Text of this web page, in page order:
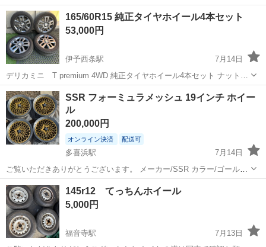
画像確認お願い致します。 N3です。 １６インチ 6、5j ＋35 4穴 100
愛媛 松山市 タイヤ、ホイール ホイール
165/60R15 純正タイヤホイール4本セット
53,000円
伊予西条駅
7月14日
デリカミニ T premium 4WD 純正タイヤホイール4本セット ナット付
き😁 165/60R15になります。2025年製造です。 ● サイズ：4.5J×15
+46● ハブ径：56.0mm 3800kmのみ走行...
愛媛 西条市
SSR フォーミュラメッシュ 19インチ ホイー
ル
200,000円
オンライン決済 配送可
多喜浜駅
7月14日
ご覧いただきありがとうございます。 メーカー/SSR カラー/ゴールド
インチ/19インチ サイズ/F:8.5J+43 4本通し PCD/100 5穴 多少ガリ傷
ございます写真にて確認ください 当方50プリウスに履かせ...
愛媛 新居浜市 タイヤ、ホイール
145r12 てっちんホイール
5,000円
福音寺駅
7月13日